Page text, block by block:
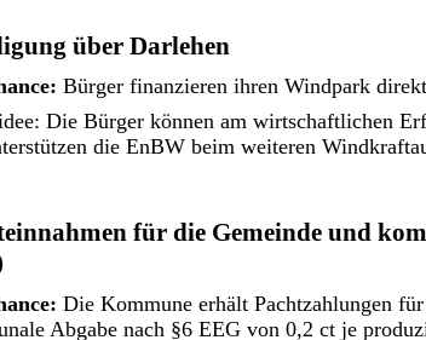
über Darlehen
Bürger finanzieren ihren Windpark
Die Bürger können am wirtschaftlichen
die EnBW beim weiteren
für die Gemeinde und
Die Kommune erhält Pachtzahlungen
Abgabe nach §6 EEG von 0,2 ct je